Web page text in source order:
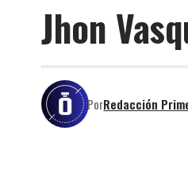
Jhon
PorRedacción